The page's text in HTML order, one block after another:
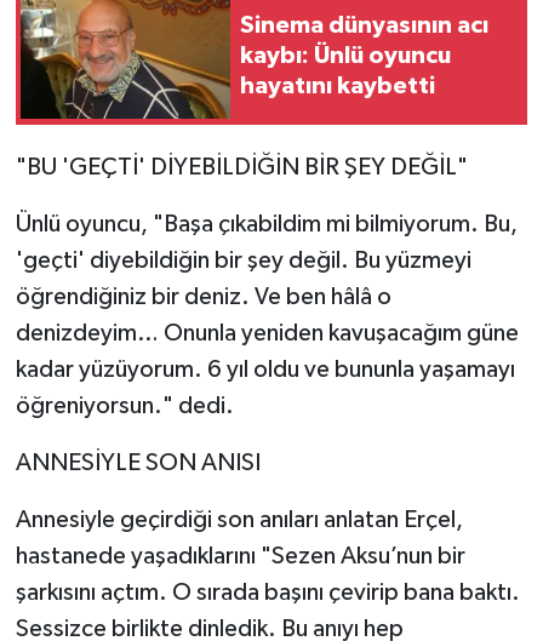
Sinema dünyasının acı
kaybı: Ünlü oyuncu
hayatını kaybetti
"BU 'GEÇTİ' DİYEBİLDİĞİN BİR ŞEY DEĞİL"
Ünlü oyuncu, "Başa çıkabildim mi bilmiyorum. Bu,
'geçti' diyebildiğin bir şey değil. Bu yüzmeyi
öğrendiğiniz bir deniz. Ve ben hâlâ o
denizdeyim… Onunla yeniden kavuşacağım güne
kadar yüzüyorum. 6 yıl oldu ve bununla yaşamayı
öğreniyorsun." dedi.
ANNESİYLE SON ANISI
Annesiyle geçirdiği son anıları anlatan Erçel,
hastanede yaşadıklarını "Sezen Aksu’nun bir
şarkısını açtım. O sırada başını çevirip bana baktı.
Sessizce birlikte dinledik. Bu anıyı hep